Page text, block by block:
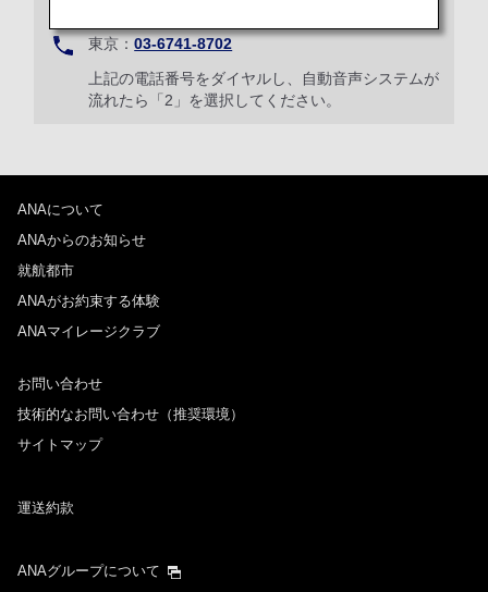
東京：03-6741-8702
上記の電話番号をダイヤルし、自動音声システムが
流れたら「2」を選択してください。
ANAについて
ANAからのお知らせ
就航都市
ANAがお約束する体験
ANAマイレージクラブ
お問い合わせ
技術的なお問い合わせ（推奨環境）
サイトマップ
運送約款
ANAグループについて